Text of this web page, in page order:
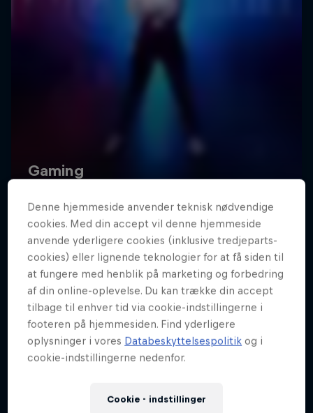
Denne hjemmeside anvender teknisk nødvendige
cookies. Med din accept vil denne hjemmeside
anvende yderligere cookies (inklusive tredjeparts-
cookies) eller lignende teknologier for at få siden til
at fungere med henblik på marketing og forbedring
af din online-oplevelse. Du kan trække din accept
tilbage til enhver tid via cookie-indstillingerne i
footeren på hjemmesiden. Find yderligere
oplysninger i vores Databeskyttelsespolitik og i
cookie-indstillingerne nedenfor.
Cookie - indstillinger